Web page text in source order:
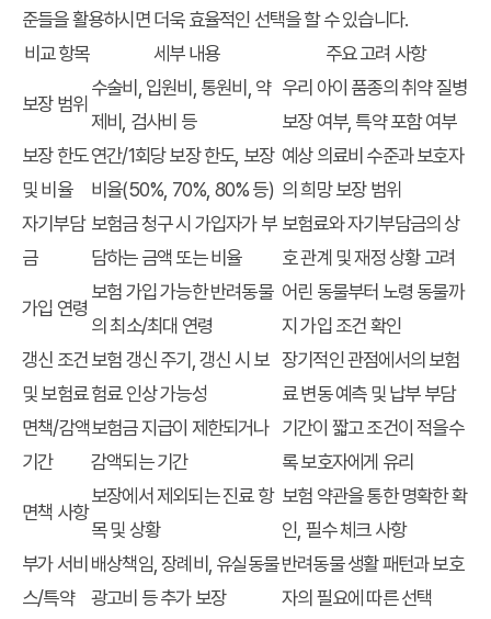
준들을 활용하시면 더욱 효율적인 선택을 할 수 있습니다.
비교 항목
세부 내용 주요 고려 사항
보장 범위
수술비, 입원비, 통원비, 약
제비, 검사비 등
우리 아이 품종의 취약 질병
보장 여부, 특약 포함 여부
보장 한도
및 비율
연간/1회당 보장 한도, 보장
비율(50%, 70%, 80% 등)
예상 의료비 수준과 보호자
의 희망 보장 범위
자기부담
금
보험금 청구 시 가입자가 부
담하는 금액 또는 비율
보험료와 자기부담금의 상
호 관계 및 재정 상황 고려
가입 연령
보험 가입 가능한 반려동물
의 최소/최대 연령
어린 동물부터 노령 동물까
지 가입 조건 확인
갱신 조건
및 보험료
보험 갱신 주기, 갱신 시 보
험료 인상 가능성
장기적인 관점에서의 보험
료 변동 예측 및 납부 부담
면책/감액
기간
보험금 지급이 제한되거나
감액되는 기간
기간이 짧고 조건이 적을수
록 보호자에게 유리
면책 사항
보장에서 제외되는 진료 항
목 및 상황
보험 약관을 통한 명확한 확
인, 필수 체크 사항
부가 서비
스/특약
배상책임, 장례비, 유실동물
광고비 등 추가 보장
반려동물 생활 패턴과 보호
자의 필요에 따른 선택